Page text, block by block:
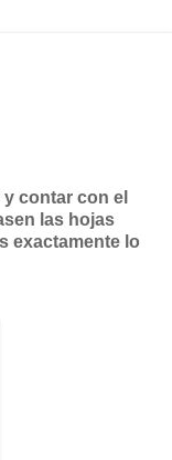
contar con el
las hojas
exactamente lo